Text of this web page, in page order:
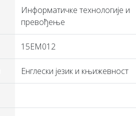
Информатичке технологије и
превођење
15ЕМ012
Енглески језик и књижевност